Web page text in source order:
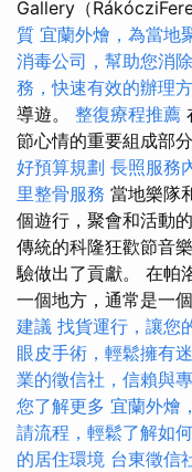
Gallery（
質 宜蘭外燴，為當地
消毒公司，幫助您消
務，快速有效的辦理
導遊。 整復療程推薦
節心情的重要組成部分
好預算規劃 長照服務
里整骨服務 當地樂隊
個遊行，聚會和活動
傳統的科隆狂歡節音
驗做出了貢獻。 在帕
一個地方，通常是一
建議 找貨運行，讓您
眼皮手術，輕鬆擁有
業的徵信社，信賴與
您了解更多 宜蘭外燴
請流程，輕鬆了解如
的居住環境 台東徵信